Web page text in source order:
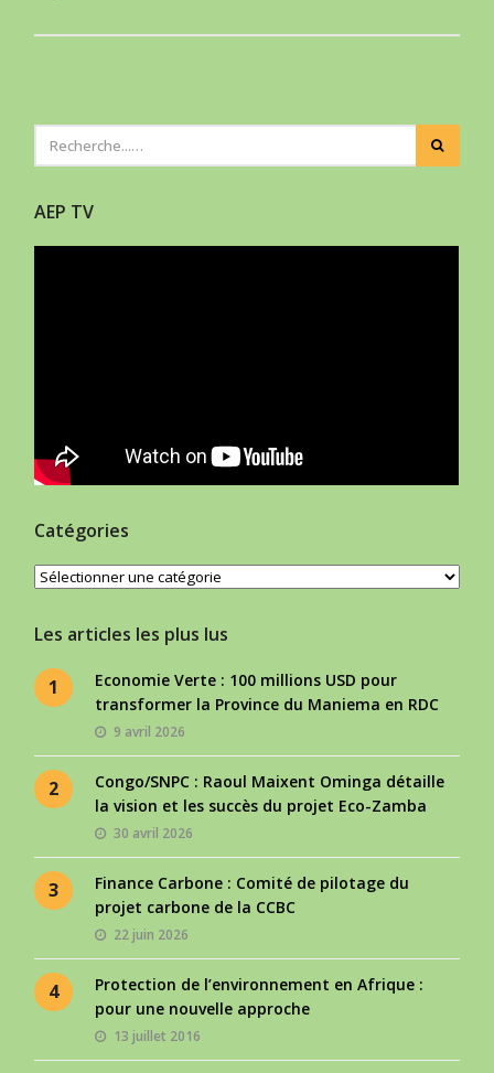
AEP TV
Catégories
Catégories
Les articles les plus lus
1
Economie Verte : 100 millions USD pour
transformer la Province du Maniema en RDC
9 avril 2026
2
Congo/SNPC : Raoul Maixent Ominga détaille
la vision et les succès du projet Eco-Zamba
30 avril 2026
3
Finance Carbone : Comité de pilotage du
projet carbone de la CCBC
22 juin 2026
4
Protection de l’environnement en Afrique :
pour une nouvelle approche
13 juillet 2016